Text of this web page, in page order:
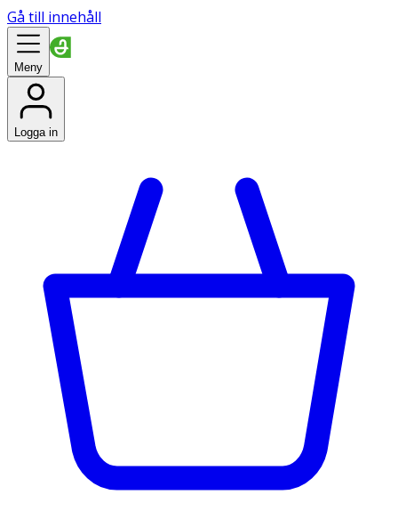
Gå till innehåll
Meny
Logga in